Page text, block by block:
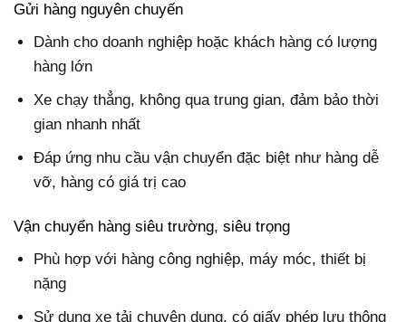
Gửi hàng nguyên chuyến
Dành cho doanh nghiệp hoặc khách hàng có lượng
hàng lớn
Xe chạy thẳng, không qua trung gian, đảm bảo thời
gian nhanh nhất
Đáp ứng nhu cầu vận chuyển đặc biệt như hàng dễ
vỡ, hàng có giá trị cao
Vận chuyển hàng siêu trường, siêu trọng
Phù hợp với hàng công nghiệp, máy móc, thiết bị
nặng
Sử dụng xe tải chuyên dụng, có giấy phép lưu thông